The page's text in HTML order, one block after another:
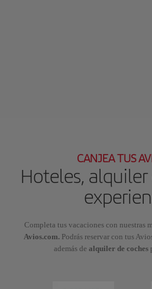
CANJEA TUS
Hoteles,
Completa tus vacaciones con nuestras
Avios.com.Podrás reservar con tus
además de alquiler de coches